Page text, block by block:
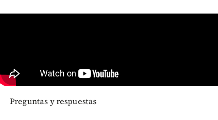
Preguntas y respuestas